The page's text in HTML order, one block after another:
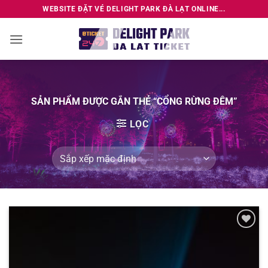
qua
nội
WEBSITE ĐẶT VÉ DELIGHT PARK ĐÀ LẠT ONLINE...
SẢN PHẨM ĐƯỢC GẮN THẺ “CỔNG RỪNG ĐÊM”
LỌC